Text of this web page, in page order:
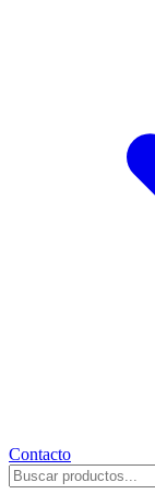
Contacto